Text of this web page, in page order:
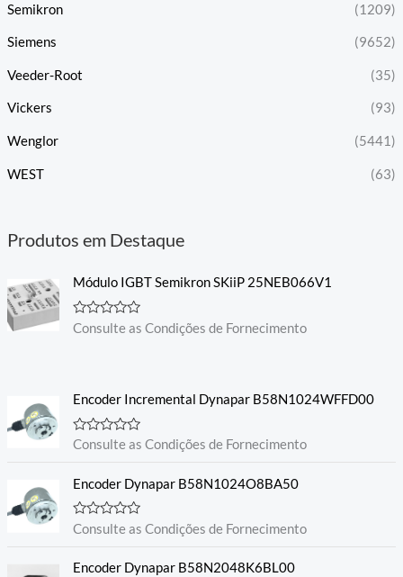
Semikron (1209)
Siemens (9652)
Veeder-Root (35)
Vickers (93)
Wenglor (5441)
WEST (63)
Produtos em Destaque
Módulo IGBT Semikron SKiiP 25NEB066V1
A
ç
o
0
d
5
Consulte as Condições de Fornecimento
Encoder Incremental Dynapar B58N1024WFFD00
A
l
a
ã
d
Consulte as Condições de Fornecimento
Encoder Dynapar B58N1024O8BA50
A
l
Consulte as Condições de Fornecimento
Encoder Dynapar B58N2048K6BL00